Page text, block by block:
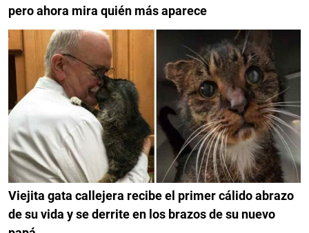
pero ahora mira quién más aparece
Viejita gata callejera recibe el primer cálido abrazo
de su vida y se derrite en los brazos de su nuevo